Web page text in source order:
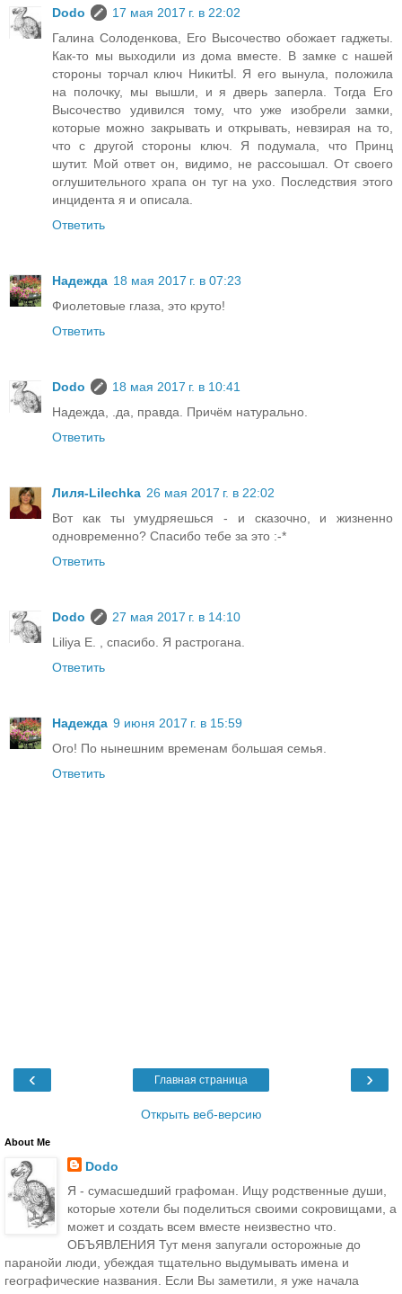
Dodo
17 мая 2017 г. в 22:02
Галина Солоденкова, Его Высочество обожает гаджеты.
Как-то мы выходили из дома вместе. В замке с нашей
стороны торчал ключ НикитЫ. Я его вынула, положила
на полочку, мы вышли, и я дверь заперла. Тогда Его
Высочество удивился тому, что уже изобрели замки,
которые можно закрывать и открывать, невзирая на то,
что с другой стороны ключ. Я подумала, что Принц
шутит. Мой ответ он, видимо, не рассоышал. От своего
оглушительного храпа он туг на ухо. Последствия этого
инцидента я и описала.
Ответить
Надежда 18 мая 2017 г. в 07:23
Фиолетовые глаза, это круто!
Ответить
Dodo
18 мая 2017 г. в 10:41
Надежда, .да, правда. Причём натурально.
Ответить
Лиля-Lilechka 26 мая 2017 г. в 22:02
Вот как ты умудряешься - и сказочно, и жизненно
одновременно? Спасибо тебе за это :-*
Ответить
Dodo
27 мая 2017 г. в 14:10
Liliya E. , спасибо. Я растрогана.
Ответить
Надежда 9 июня 2017 г. в 15:59
Ого! По нынешним временам большая семья.
Ответить
‹ ›
Главная страница
Открыть веб-версию
About Me
Dodo
Я - сумасшедший графоман. Ищу родственные души,
которые хотели бы поделиться своими сокровищами, а
может и создать всем вместе неизвестно что.
ОБЪЯВЛЕНИЯ Тут меня запугали осторожные до
паранойи люди, убеждая тщательно выдумывать имена и
географические названия. Если Вы заметили, я уже начала